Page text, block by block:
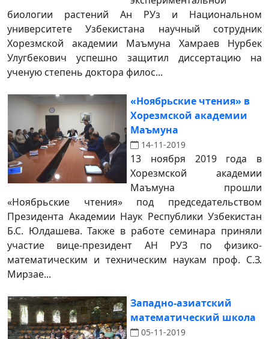
биологии растений Ан РУз и Национальном
университете Узбекистана научный сотрудник
Хорезмской академии Маъмуна Хамраев Нурбек
Улугбекович успешно защитил диссертацию на
ученую степень доктора филос...
«Ноябрьские чтения» в
Хорезмской академии
Маъмуна
14-11-2019
13 ноября 2019 года в
Хорезмской академии
Маъмуна прошли
«Ноябрьские чтения» под председательством
Президента Академии Наук Республики Узбекистан
Б.С. Юлдашева. Также в работе семинара приняли
участие вице-президент АН РУЗ по физико-
математическим и техническим наукам проф. С.З.
Мирзае...
Западно-азиатский
математический школа
05-11-2019